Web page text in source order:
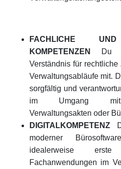
FACHLICHE UND
KOMPETENZEN
Du
Verständnis für
Verwaltungsabläufe mit.
sorgfältig und
im Umgang mit
Verwaltungsakten oder
DIGITALKOMPETENZ
moderner
idealerweise
Fachanwendungen im